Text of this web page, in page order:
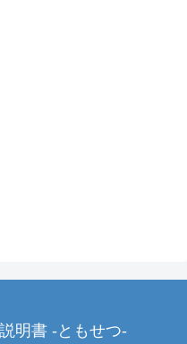
明書 -ともせつ-